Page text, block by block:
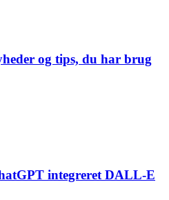
og tips, du har brug
integreret DALL-E